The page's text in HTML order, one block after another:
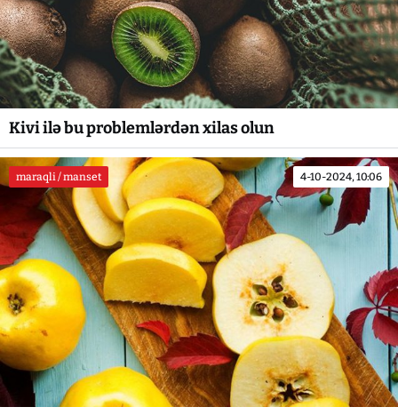
Kivi ilə bu problemlərdən xilas olun
maraqli / manset 4-10-2024, 10:06